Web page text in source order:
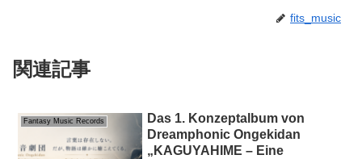
fits_music
関連記事
Fantasy Music Records
Das 1. Konzeptalbum von
Dreamphonic Ongekidan
„KAGUYAHIME – Eine